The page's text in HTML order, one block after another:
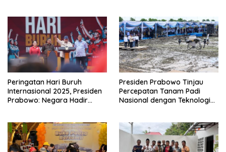
Peringatan Hari Buruh
Internasional 2025, Presiden
Prabowo: Negara Hadir
Presiden Prabowo Tinjau
Percepatan Tanam Padi
Nasional dengan Teknologi